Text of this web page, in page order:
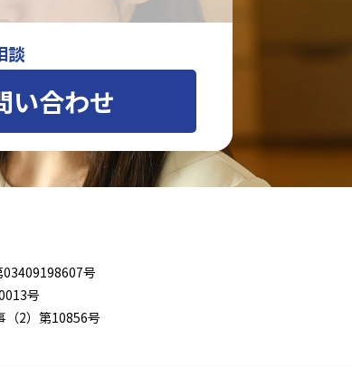
談
い合わせ
号
号
（2）第10856号